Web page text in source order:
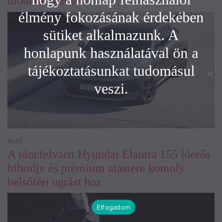
A ráncfelvarrt Hyundai Elantra 155 lóerős
hibridje és prémium utastere komoly
belsőtéri ugrást hoz
Autó
élmény fokozásának érdekében
sütiket alkalmazunk. A
honlapunk használatával ön a
tájékoztatásunkat tudomásul
veszi.
Elfogadom